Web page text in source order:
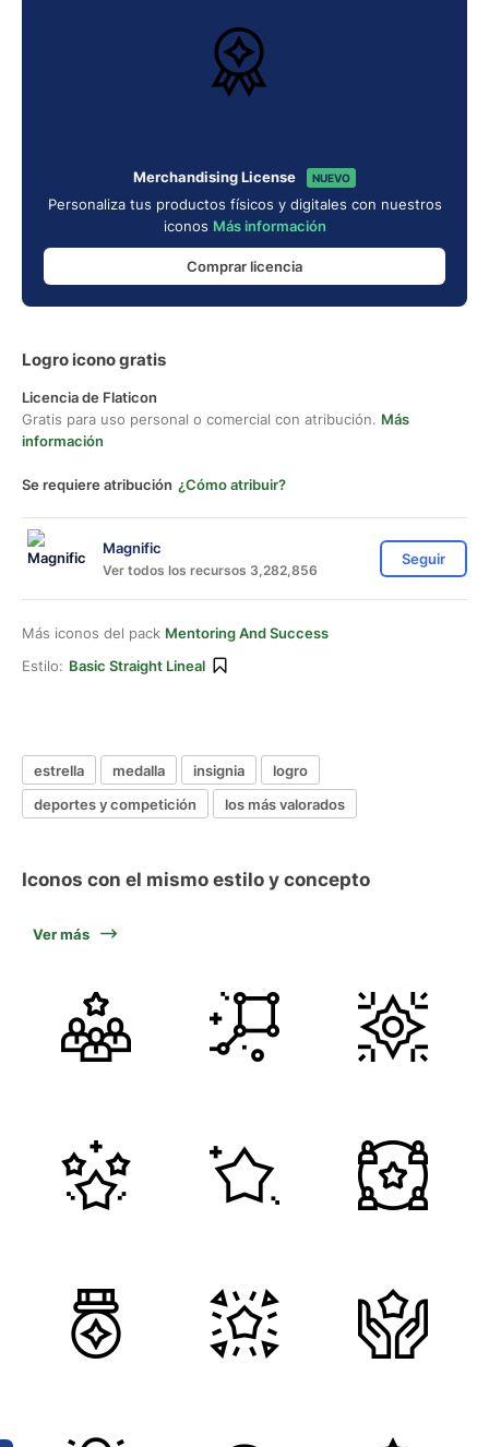
Merchandising License NUEVO
Personaliza tus productos físicos y digitales con nuestros
iconos Más información
Comprar licencia
Logro icono gratis
Licencia de Flaticon
Gratis para uso personal o comercial con atribución. Más
información
Se requiere atribución ¿Cómo atribuir?
Magnific
Ver todos los recursos 3,282,856
Seguir
Más iconos del pack Mentoring And Success
Estilo: Basic Straight Lineal
estrella medalla insignia
logro
deportes y competición
los más valorados
Iconos con el mismo estilo y concepto
Ver más